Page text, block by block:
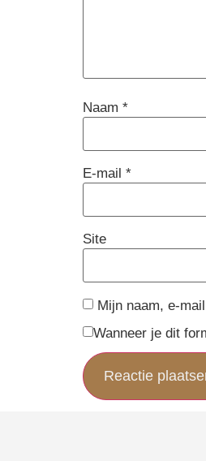
Naam *
E-mail *
Site
Mijn naam, e-
Wanneer je dit